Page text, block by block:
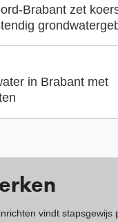
Brabant zet
in Brabant met
vindt stapsgewijs